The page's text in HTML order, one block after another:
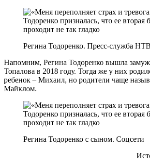
Регина Тодоренко. Пресс-служба НТВ
Напомним, Регина Тодоренко вышла замуж
Топалова в 2018 году. Тогда же у них
ребенок – Михаил, но родители чаще
Майклом.
Регина Тодоренко с сыном. Соцсети